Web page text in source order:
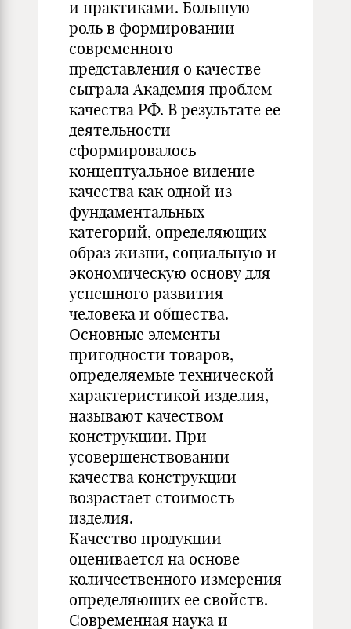
и практиками. Большую
роль в формировании
современного
представления о качестве
сыграла Академия проблем
качества РФ. В результате ее
деятельности
сформировалось
концептуальное видение
качества как одной из
фундаментальных
категорий, определяющих
образ жизни, социальную и
экономическую основу для
успешного развития
человека и общества.
Основные элементы
пригодности товаров,
определяемые технической
характеристикой изделия,
называют качеством
конструкции. При
усовершенствовании
качества конструкции
возрастает стоимость
изделия.
Качество продукции
оценивается на основе
количественного измерения
определяющих ее свойств.
Современная наука и